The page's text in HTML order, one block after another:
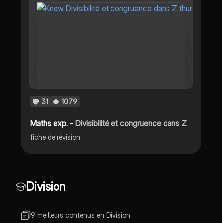
31 1079
Maths exp. -Divisibilité et congruence dans Z
fiche de révision
Division
9 meilleurs contenus en Division